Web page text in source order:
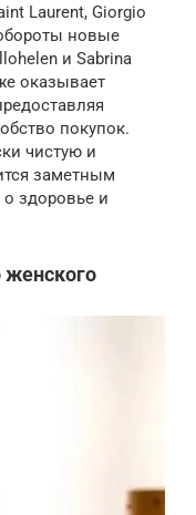
Laurent, Giorgio
новые
и Sabrina
оказывает
покупок.
чистую и
заметным
здоровье и
женского